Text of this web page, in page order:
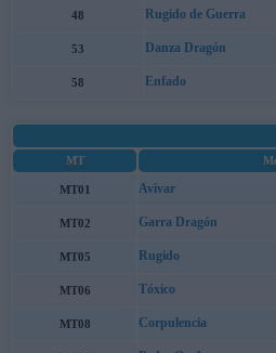
48 Rugido de Guerra
53 Danza Dragón
58 Enfado
MT
MT01 Avivar
MT02 Garra Dragón
MT05 Rugido
MT06 Tóxico
MT08 Corpulencia